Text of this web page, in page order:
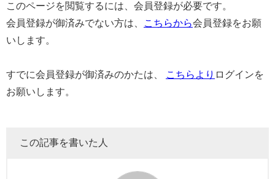
このページを閲覧するには、会員登録が必要です。
会員登録が御済みでない方は、
こちらから会員登録をお願
いします。
すでに会員登録が御済みのかたは、 こちらより ログインを
お願いします。
この記事を書いた人